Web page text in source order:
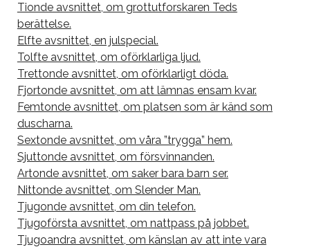
Tionde avsnittet, om grottutforskaren Teds
berättelse.
Elfte avsnittet, en julspecial.
Tolfte avsnittet, om oförklarliga ljud.
Trettonde avsnittet, om oförklarligt döda.
Fjortonde avsnittet, om att lämnas ensam kvar.
Femtonde avsnittet, om platsen som är känd som
duscharna.
Sextonde avsnittet, om våra ”trygga” hem.
Sjuttonde avsnittet, om försvinnanden.
Artonde avsnittet, om saker bara barn ser.
Nittonde avsnittet, om Slender Man.
Tjugonde avsnittet, om din telefon.
Tjugoförsta avsnittet, om nattpass på jobbet.
Tjugoandra avsnittet, om känslan av att inte vara